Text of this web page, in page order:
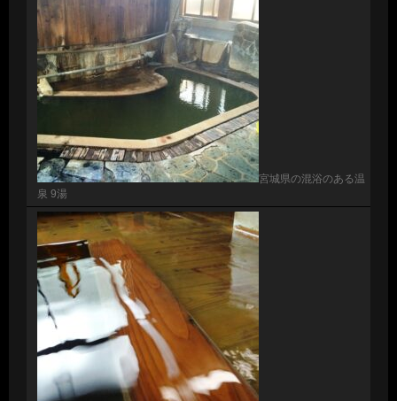
宮城県の混浴のある温
泉 9湯